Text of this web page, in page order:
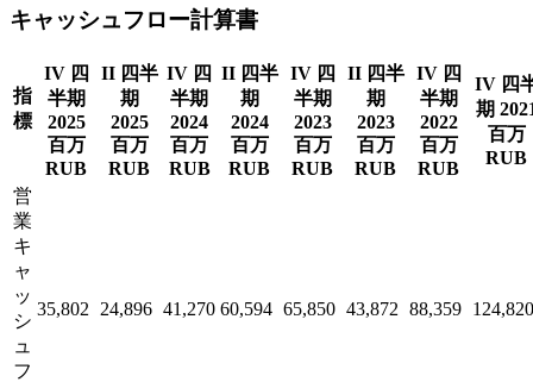
キャッシュフロー計算書
指
標
IV 四
半期
2025
百万
RUB
II 四半
期
2025
百万
RUB
IV 四
半期
2024
百万
RUB
II 四半
期
2024
百万
RUB
IV 四
半期
2023
百万
RUB
II 四半
期
2023
百万
RUB
IV 四
半期
2022
百万
RUB
IV 四
期
百万
RUB
営
業
キ
ャ
ッ
シ
ュ
フ
35,802 24,896 41,270 60,594 65,850 43,872 88,359 124,820